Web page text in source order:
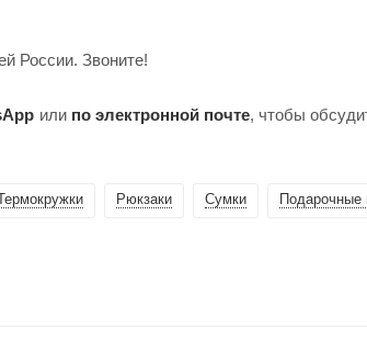
России. Звоните!
или по электронной почте, чтобы
Рюкзаки Сумки Подарочные